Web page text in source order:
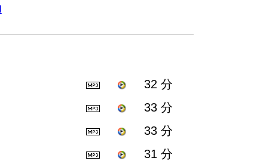
32 分
33 分
33 分
31 分